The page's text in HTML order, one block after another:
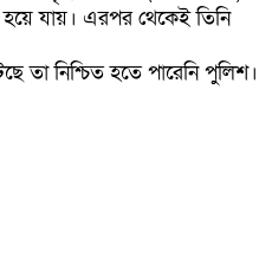
যায়। এরপর থেকেই তিনি
তা নিশ্চিত হতে পারেনি পুলিশ।